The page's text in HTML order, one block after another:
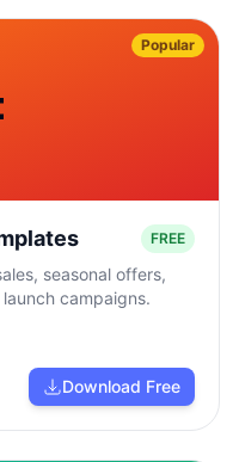
Popular
FREE
seasonal offers,
campaigns.
Download Free